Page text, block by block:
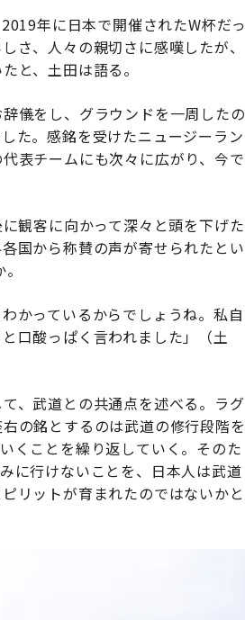
年に日本で開催されたW杯だっ
さ、人々の親切さに感嘆したが、
と、土田は語る。
儀をし、グラウンドを一周したの
た。感銘を受けたニュージーラン
表チームにも次々に広がり、今で
観客に向かって深々と頭を下げた
国から称賛の声が寄せられたとい
かっているからでしょうね。私自
口酸っぱく言われました」（土
、武道との共通点を述べる。ラグ
の銘とするのは武道の修行段階を
くことを繰り返していく。そのた
に行けないことを、日本人は武道
リットが育まれたのではないかと